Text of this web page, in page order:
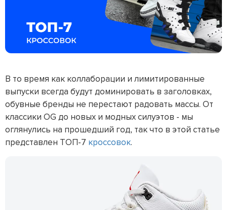
В то время как коллаборации и лимитированные
выпуски всегда будут доминировать в заголовках,
обувные бренды не перестают радовать массы. От
классики OG до новых и модных силуэтов - мы
оглянулись на прошедший год, так что в этой статье
представлен ТОП-7 кроссовок.